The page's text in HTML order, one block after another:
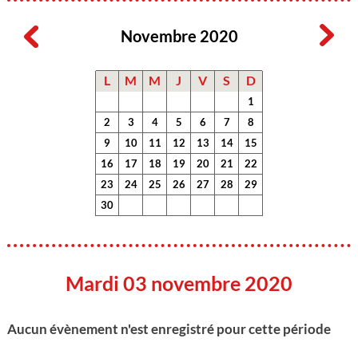
Novembre 2020
L M M J V S D
1
2
3 4 5 6 7
8
9
10 11 12 13 14
15
16
17 18 19 20 21
22
23
24 25 26 27 28
29
30
Mardi 03 novembre 2020
Aucun évènement n'est enregistré pour cette période